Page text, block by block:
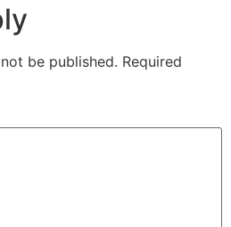
be published. Required